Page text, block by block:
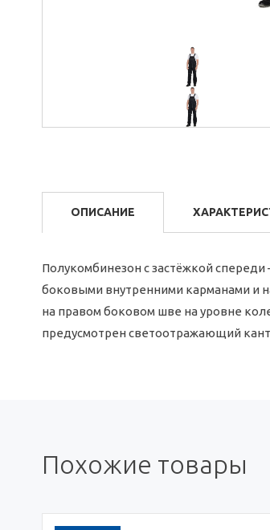
ОПИСАНИЕ
Полукомбинезон с застёжкой
боковыми внутренними карманами и
на правом боковом шве на уровне
предусмотрен светоотражающий
Похожие товары